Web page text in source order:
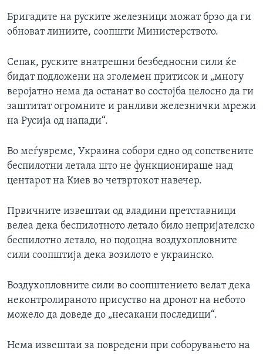
Бригадите на руските железници можат брзо да ги
обноват линиите, соопшти Министерството.
Сепак, руските внатрешни безбедносни сили ќе
бидат подложени на зголемен притисок и „многу
веројатно нема да останат во состојба целосно да ги
заштитат огромните и ранливи железнички мрежи
на Русија од напади“.
Во меѓувреме, Украина собори едно од сопствените
беспилотни летала што не функционираше над
центарот на Киев во четвртокот навечер.
Првичните извештаи од владини претставници
велеа дека беспилотното летало било непријателско
беспилотно летало, но подоцна воздухопловните
сили соопштија дека возилото е украинско.
Воздухопловните сили во соопштението велат дека
неконтролираното присуство на дронот на небото
можело да доведе до „несакани последици“.
Нема извештаи за повредени при соборувањето на